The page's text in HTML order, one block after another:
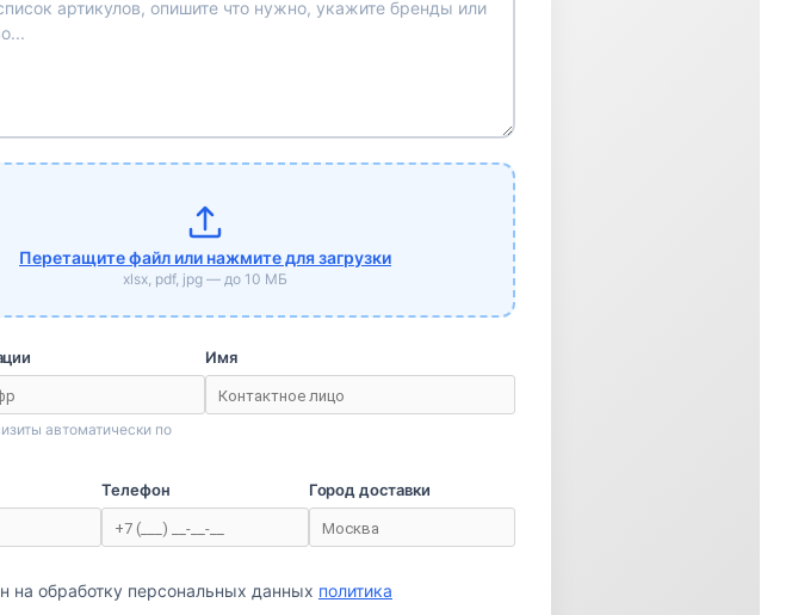
Перетащите файл или нажмите для загрузки
xlsx, pdf, jpg — до 10 МБ
автоматически по
Имя
Телефон Город доставки
на обработку персональных данных политика